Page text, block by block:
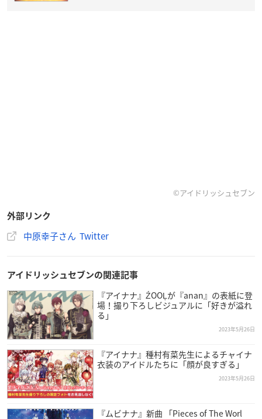
©アイドリッシュセブン
外部リンク
中原幸子さん Twitter
アイドリッシュセブンの関連記事
『アイナナ』ŹOOĻが『anan』の表紙に登
場！撮り下ろしビジュアルに「好きが溢れ
る」
2023年5月26日
『アイナナ』種村有菜先生によるチャイナ
衣装のアイドルたちに「顔が良すぎる」
2023年5月26日
『ムビナナ』新曲 「Pieces of The Worl